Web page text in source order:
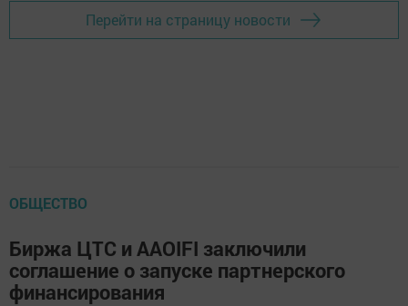
Перейти на страницу новости
ОБЩЕСТВО
Биржа ЦТС и AAOIFI заключили
соглашение о запуске партнерского
финансирования